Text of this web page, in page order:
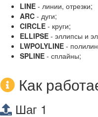
LINE - линии, отрезки;
ARC - дуги;
CIRCLE - круги;
ELLIPSE - эллипсы и
LWPOLYLINE -
SPLINE - сплайны;
Как
Шаг 1